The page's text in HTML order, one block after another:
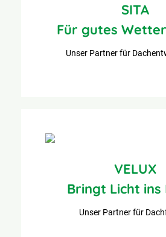
SITA
Für gutes
Unser Partner für
VELUX
Bringt Licht ins
Unser Partner für